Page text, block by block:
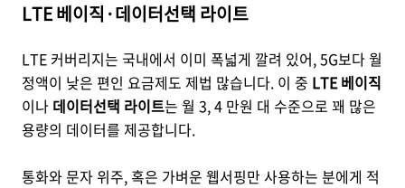
LTE 베이직·데이터선택 라이트
LTE 커버리지는 국내에서 이미 폭넓게 깔려 있어, 5G보다 월
정액이 낮은 편인 요금제도 제법 많습니다. 이 중 LTE 베이직
이나 데이터선택 라이트는 월 3, 4 만원 대 수준으로 꽤 많은
용량의 데이터를 제공합니다.
통화와 문자 위주, 혹은 가벼운 웹서핑만 사용하는 분에게 적